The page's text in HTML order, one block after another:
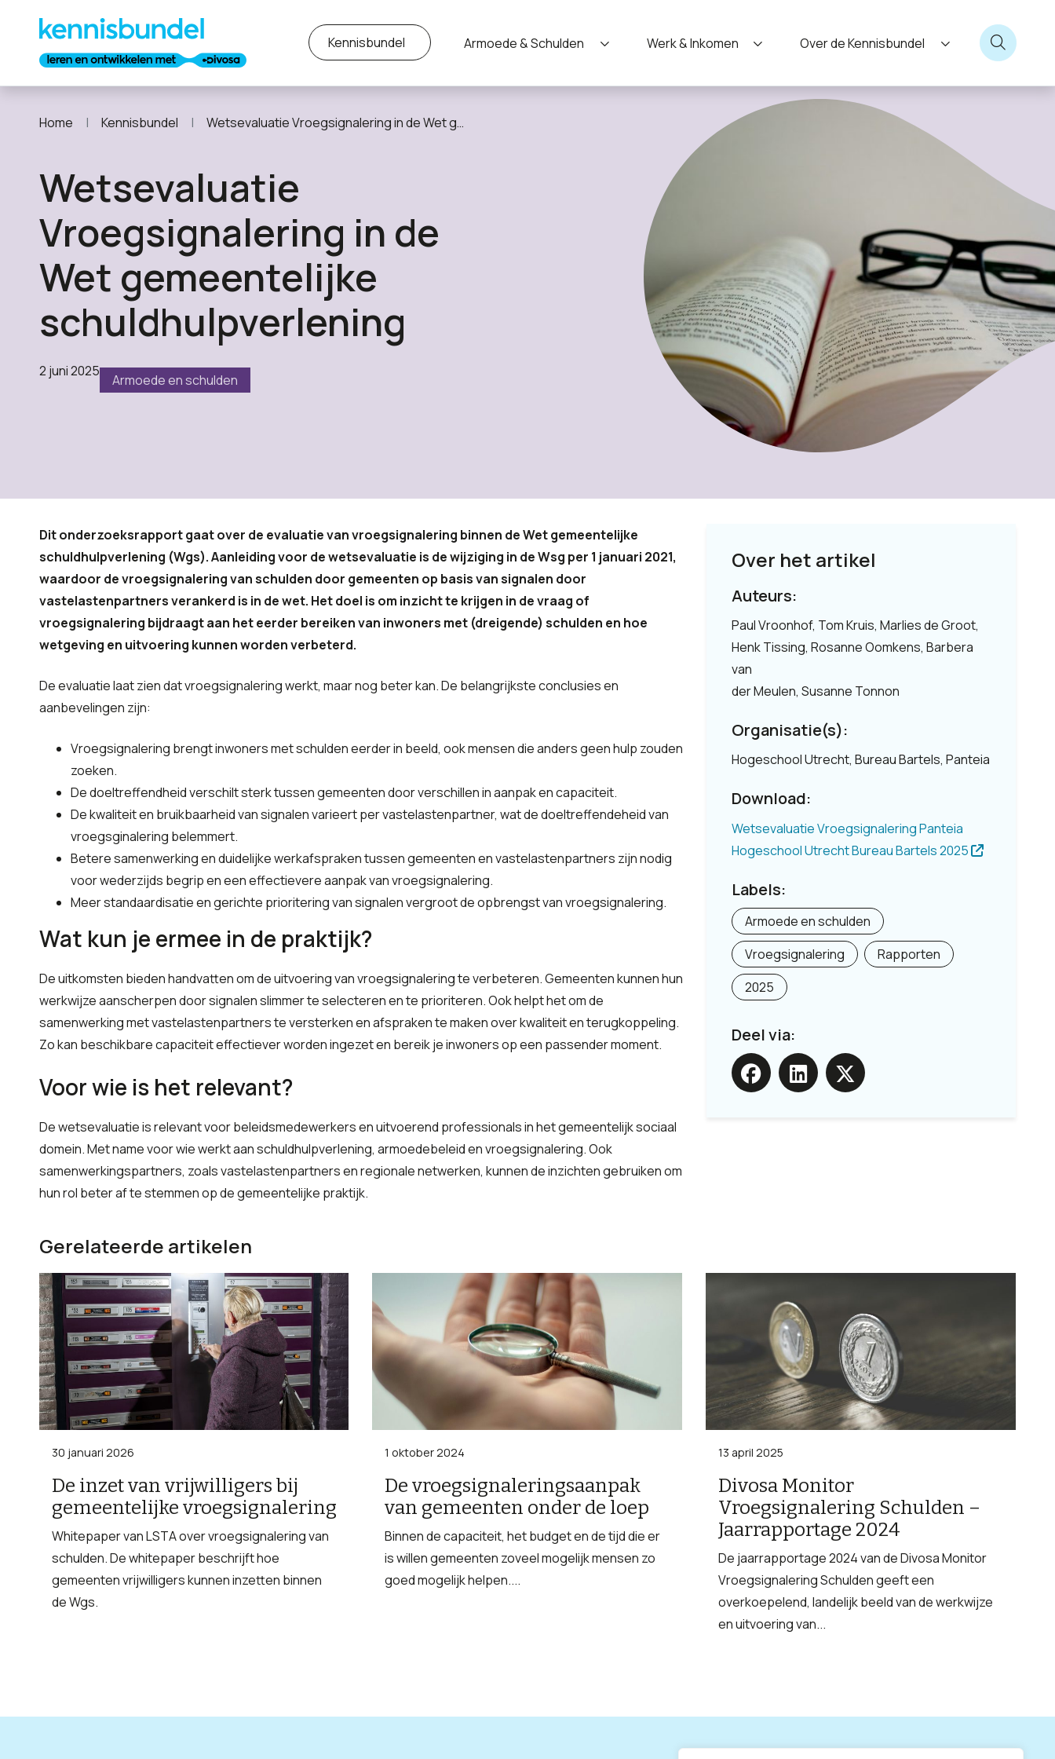
Kennisbundel Armoede & Schulden Werk & Inkomen Over de Kennisbundel
Home Kennisbundel Wetsevaluatie Vroegsignalering in de Wet gemeentelijke schuldhulpverlening
Wetsevaluatie
Vroegsignalering in de
Wet gemeentelijke
schuldhulpverlening
2 juni 2025
Armoede en schulden
Dit onderzoeksrapport gaat over de evaluatie van vroegsignalering binnen de Wet gemeentelijke
schuldhulpverlening (Wgs). Aanleiding voor de wetsevaluatie is de wijziging in de Wsg per 1 januari 2021,
waardoor de vroegsignalering van schulden door gemeenten op basis van signalen door
vastelastenpartners verankerd is in de wet. Het doel is om inzicht te krijgen in de vraag of
vroegsignalering bijdraagt aan het eerder bereiken van inwoners met (dreigende) schulden en hoe
wetgeving en uitvoering kunnen worden verbeterd.
De evaluatie laat zien dat vroegsignalering werkt, maar nog beter kan. De belangrijkste conclusies en
aanbevelingen zijn:
Vroegsignalering brengt inwoners met schulden eerder in beeld, ook mensen die anders geen hulp zouden
zoeken.
De doeltreffendheid verschilt sterk tussen gemeenten door verschillen in aanpak en capaciteit.
De kwaliteit en bruikbaarheid van signalen varieert per vastelastenpartner, wat de doeltreffendeheid van
vroegsginalering belemmert.
Betere samenwerking en duidelijke werkafspraken tussen gemeenten en vastelastenpartners zijn nodig
voor wederzijds begrip en een effectievere aanpak van vroegsignalering.
Meer standaardisatie en gerichte prioritering van signalen vergroot de opbrengst van vroegsignalering.
Wat kun je ermee in de praktijk?
De uitkomsten bieden handvatten om de uitvoering van vroegsignalering te verbeteren. Gemeenten kunnen hun
werkwijze aanscherpen door signalen slimmer te selecteren en te prioriteren. Ook helpt het om de
samenwerking met vastelastenpartners te versterken en afspraken te maken over kwaliteit en terugkoppeling.
Zo kan beschikbare capaciteit effectiever worden ingezet en bereik je inwoners op een passender moment.
Voor wie is het relevant?
De wetsevaluatie is relevant voor beleidsmedewerkers en uitvoerend professionals in het gemeentelijk sociaal
domein. Met name voor wie werkt aan schuldhulpverlening, armoedebeleid en vroegsignalering. Ook
samenwerkingspartners, zoals vastelastenpartners en regionale netwerken, kunnen de inzichten gebruiken om
hun rol beter af te stemmen op de gemeentelijke praktijk.
Over het artikel
Auteurs:
Paul Vroonhof, Tom Kruis, Marlies de Groot,
Henk Tissing, Rosanne Oomkens, Barbera
van
der Meulen, Susanne Tonnon
Organisatie(s):
Hogeschool Utrecht, Bureau Bartels, Panteia
Download:
Wetsevaluatie Vroegsignalering Panteia
Hogeschool Utrecht Bureau Bartels 2025
Labels:
Armoede en schulden
Vroegsignalering
Rapporten
2025
Deel via:
Gerelateerde artikelen
De inzet van vrijwilligers bij
gemeentelijke vroegsignalering
30 januari 2026
Whitepaper van LSTA over vroegsignalering van
schulden. De whitepaper beschrijft hoe
gemeenten vrijwilligers kunnen inzetten binnen
de Wgs.
De vroegsignaleringsaanpak
van gemeenten onder de loep
1 oktober 2024
Binnen de capaciteit, het budget en de tijd die er
is willen gemeenten zoveel mogelijk mensen zo
goed mogelijk helpen....
Divosa Monitor
Vroegsignalering Schulden –
Jaarrapportage 2024
13 april 2025
De jaarrapportage 2024 van de Divosa Monitor
Vroegsignalering Schulden geeft een
overkoepelend, landelijk beeld van de werkwijze
en uitvoering van...